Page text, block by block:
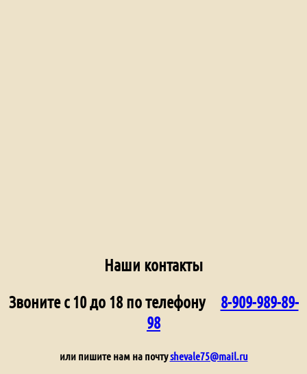
Наши контакты
Звоните с 10 до 18 по телефону
8-909-989-89-
98
или пишите нам на почтуshevale75@mail.ru